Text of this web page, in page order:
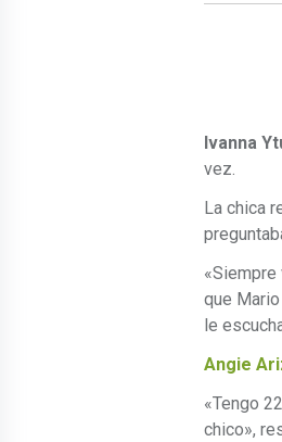
Ivanna
vez.
La chica
«Siempre
que
le
Angie
«Tengo
chico»,